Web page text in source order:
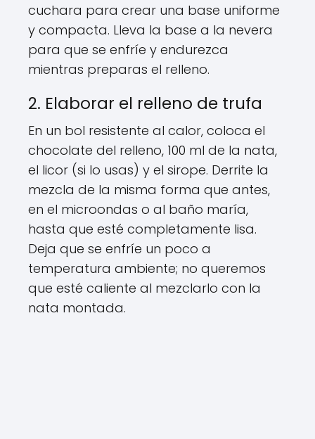
cuchara para crear una base uniforme
y compacta. Lleva la base a la nevera
para que se enfríe y endurezca
mientras preparas el relleno.
2. Elaborar el relleno de trufa
En un bol resistente al calor, coloca el
chocolate del relleno, 100 ml de la nata,
el licor (si lo usas) y el sirope. Derrite la
mezcla de la misma forma que antes,
en el microondas o al baño maría,
hasta que esté completamente lisa.
Deja que se enfríe un poco a
temperatura ambiente; no queremos
que esté caliente al mezclarlo con la
nata montada.